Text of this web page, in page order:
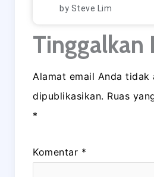
by Steve Lim
Tinggalkan
Alamat email Anda tidak
dipublikasikan. Ruas
*
Komentar *